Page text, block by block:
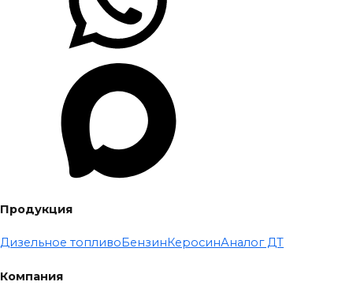
Продукция
Дизельное топливо Бензин КеросинАналог ДТ
Компания